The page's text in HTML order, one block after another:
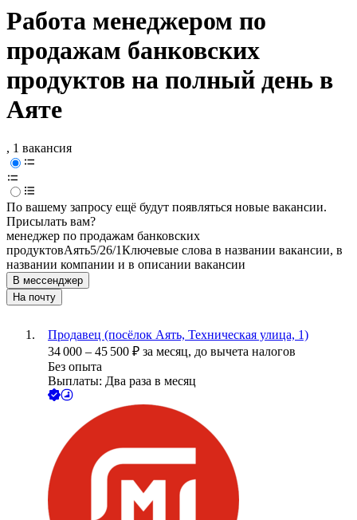
Работа менеджером по
продажам банковских
продуктов на полный день в
Аяте
, 1 вакансия
По вашему запросу ещё будут появляться новые вакансии.
Присылать вам?
менеджер по продажам банковских
продуктовАять5/26/1Ключевые слова в названии вакансии, в
названии компании и в описании вакансии
В мессенджер
На почту
Продавец (посёлок Аять, Техническая улица, 1)
34 000 – 45 500 ₽ за месяц, до вычета налогов
Без опыта
Выплаты: Два раза в месяц